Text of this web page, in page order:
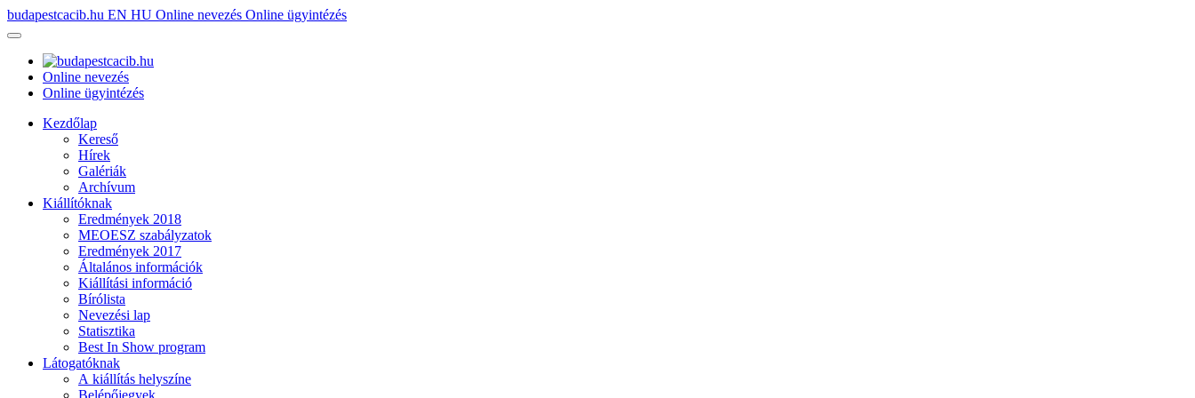
budapestcacib.hu EN HU Online nevezés Online ügyintézés
Online nevezés
Online ügyintézés
Kezdőlap
Kereső
Hírek
Galériák
Archívum
Kiállítóknak
Eredmények 2018
MEOESZ szabályzatok
Eredmények 2017
Általános információk
Kiállítási információ
Bírólista
Nevezési lap
Statisztika
Best In Show program
Látogatóknak
A kiállítás helyszíne
Belépőjegyek